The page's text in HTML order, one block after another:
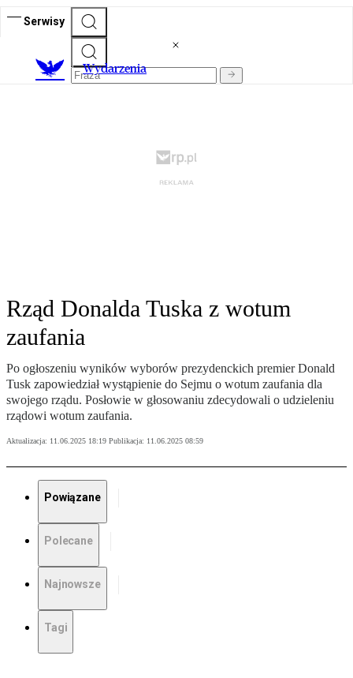
Serwisy
Wydarzenia
Rząd Donalda Tuska z wotum
zaufania
Po ogłoszeniu wyników wyborów prezydenckich premier Donald
Tusk zapowiedział wystąpienie do Sejmu o wotum zaufania dla
swojego rządu. Posłowie w głosowaniu zdecydowali o udzieleniu
rządowi wotum zaufania.
Aktualizacja: 11.06.2025 18:19 Publikacja: 11.06.2025 08:59
Powiązane
Polecane
Najnowsze
Tagi